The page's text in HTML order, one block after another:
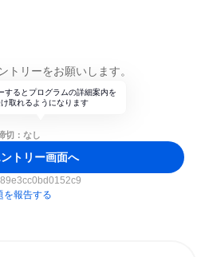
トリーをお願いします。
するとプログラムの詳細案内を
取れるようになります
切：なし
トリー画面へ
を報告する